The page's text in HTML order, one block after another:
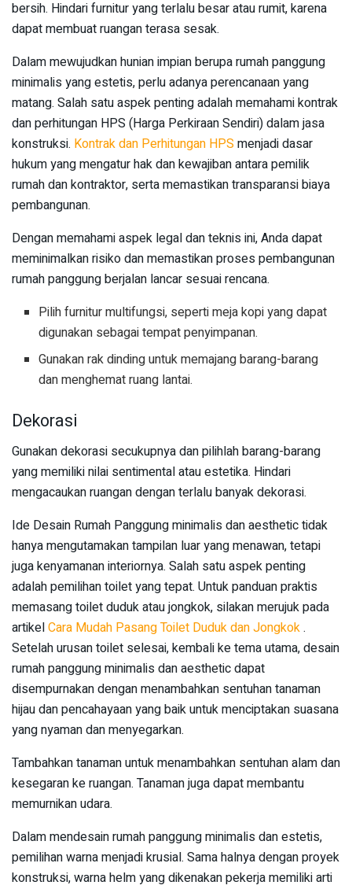
bersih. Hindari furnitur yang terlalu besar atau rumit, karena
dapat membuat ruangan terasa sesak.
Dalam mewujudkan hunian impian berupa rumah panggung
minimalis yang estetis, perlu adanya perencanaan yang
matang. Salah satu aspek penting adalah memahami kontrak
dan perhitungan HPS (Harga Perkiraan Sendiri) dalam jasa
konstruksi. Kontrak dan Perhitungan HPS menjadi dasar
hukum yang mengatur hak dan kewajiban antara pemilik
rumah dan kontraktor, serta memastikan transparansi biaya
pembangunan.
Dengan memahami aspek legal dan teknis ini, Anda dapat
meminimalkan risiko dan memastikan proses pembangunan
rumah panggung berjalan lancar sesuai rencana.
Pilih furnitur multifungsi, seperti meja kopi yang dapat
digunakan sebagai tempat penyimpanan.
Gunakan rak dinding untuk memajang barang-barang
dan menghemat ruang lantai.
Dekorasi
Gunakan dekorasi secukupnya dan pilihlah barang-barang
yang memiliki nilai sentimental atau estetika. Hindari
mengacaukan ruangan dengan terlalu banyak dekorasi.
Ide Desain Rumah Panggung minimalis dan aesthetic tidak
hanya mengutamakan tampilan luar yang menawan, tetapi
juga kenyamanan interiornya. Salah satu aspek penting
adalah pemilihan toilet yang tepat. Untuk panduan praktis
memasang toilet duduk atau jongkok, silakan merujuk pada
artikelCara Mudah Pasang Toilet Duduk dan Jongkok.
Setelah urusan toilet selesai, kembali ke tema utama, desain
rumah panggung minimalis dan aesthetic dapat
disempurnakan dengan menambahkan sentuhan tanaman
hijau dan pencahayaan yang baik untuk menciptakan suasana
yang nyaman dan menyegarkan.
Tambahkan tanaman untuk menambahkan sentuhan alam dan
kesegaran ke ruangan. Tanaman juga dapat membantu
memurnikan udara.
Dalam mendesain rumah panggung minimalis dan estetis,
pemilihan warna menjadi krusial. Sama halnya dengan proyek
konstruksi, warna helm yang dikenakan pekerja memiliki arti